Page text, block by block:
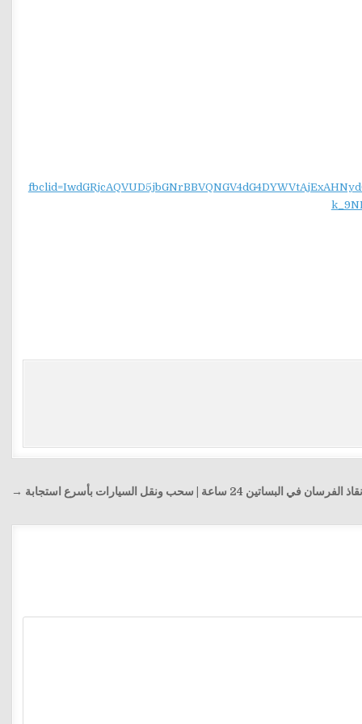
في البساتين 24 ساعة | سحب ونقل السيارات بأسرع استجابة →